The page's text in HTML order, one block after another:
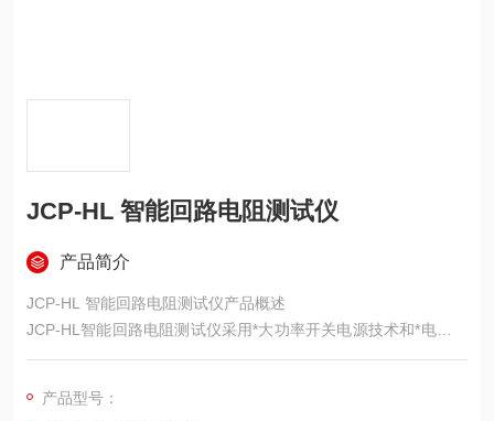
JCP-HL 智能回路电阻测试仪
产品简介
JCP-HL 智能回路电阻测试仪产品概述
JCP-HL智能回路电阻测试仪采用*大功率开关电源技术和*电子线
路精制而成。是高、低开关、电缆电线及焊缝接触电阻的测试仪
流的情况下测得被试品的电阻值。本仪器具有体积小、重量轻、
产品型号：